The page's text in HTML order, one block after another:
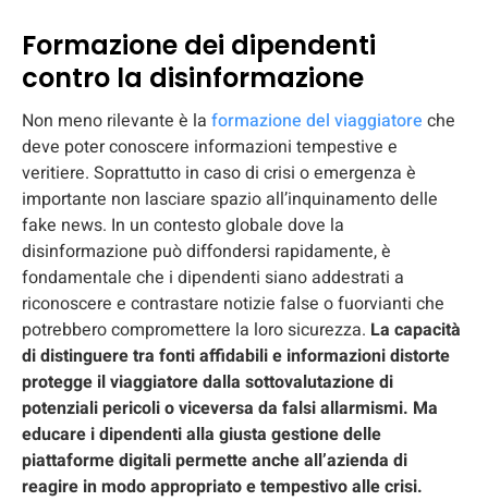
Formazione dei dipendenti
contro la disinformazione
Non meno rilevante è la formazione del viaggiatore che
deve poter conoscere informazioni tempestive e
veritiere. Soprattutto in caso di crisi o emergenza è
importante non lasciare spazio all’inquinamento delle
fake news. In un contesto globale dove la
disinformazione può diffondersi rapidamente, è
fondamentale che i dipendenti siano addestrati a
riconoscere e contrastare notizie false o fuorvianti che
potrebbero compromettere la loro sicurezza. La capacità
di distinguere tra fonti affidabili e informazioni distorte
protegge il viaggiatore dalla sottovalutazione di
potenziali pericoli o viceversa da falsi allarmismi. Ma
educare i dipendenti alla giusta gestione delle
piattaforme digitali permette anche all’azienda di
reagire in modo appropriato e tempestivo alle crisi.